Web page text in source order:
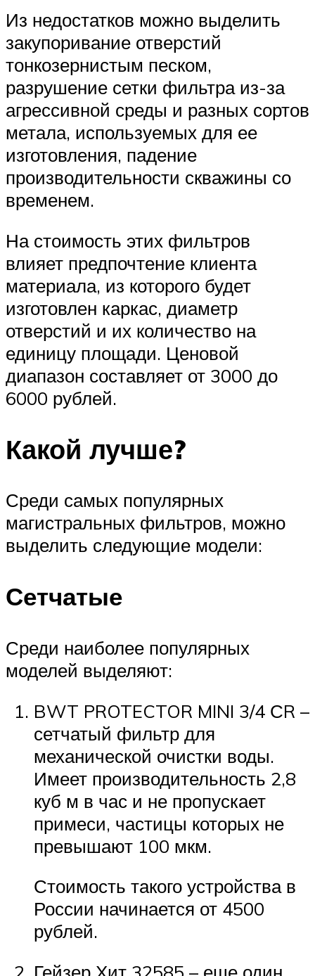
Из недостатков можно выделить
закупоривание отверстий
тонкозернистым песком,
разрушение сетки фильтра из-за
агрессивной среды и разных сортов
метала, используемых для ее
изготовления, падение
производительности скважины со
временем.
На стоимость этих фильтров
влияет предпочтение клиента
материала, из которого будет
изготовлен каркас, диаметр
отверстий и их количество на
единицу площади. Ценовой
диапазон составляет от 3000 до
6000 рублей.
Какой лучше?
Среди самых популярных
магистральных фильтров, можно
выделить следующие модели:
Сетчатые
Среди наиболее популярных
моделей выделяют:
BWT PROTECTOR MINI 3/4 СR –
сетчатый фильтр для
механической очистки воды.
Имеет производительность 2,8
куб м в час и не пропускает
примеси, частицы которых не
превышают 100 мкм.
Стоимость такого устройства в
России начинается от 4500
рублей.